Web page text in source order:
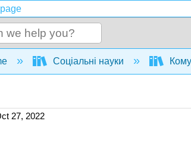
collapse global hierarchy
Соціальні науки
27, 2022